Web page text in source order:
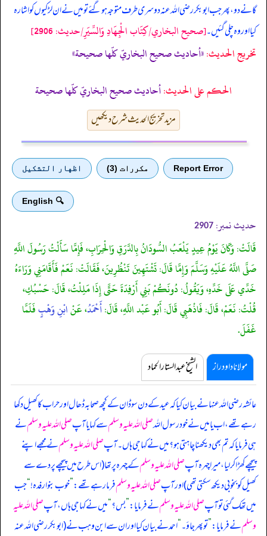
گانے دو، پھر جب ابوبکر رضی اللہ عنہ دوسری طرف متوجہ ہو گئے تو میں نے ان لڑکیوں کو اشارہ
کیا اور وہ چلی گئیں۔[صحيح البخاري/كِتَاب الْجِهَادِ وَالسِّيَرِ/حدیث: 2906]
تخریج الحدیث:«أحاديث صحيح البخاريّ كلّها صحيحة»
الحكم على الحديث:أحاديث صحيح البخاريّ كلّها صحيحة
مزید تخریج الحدیث شرح دیکھیں
Report Error مكررات (3) اظهار التشكيل
🔍 English
حدیث نمبر: 2907
قَالَتْ: وَكَانَ يَوْمُ عِيدٍ يَلْعَبُ السُّودَانُ بِالدَّرَقِ وَالْحِرَابِ، فَإِمَّا سَأَلْتُ رَسُولَ اللَّهِ
صَلَّى اللَّهُ عَلَيْهِ وَسَلَّمَ وَإِمَّا قَالَ: تَشْتَهِينَ تَنْظُرِينَ، فَقَالَتْ: نَعَمْ فَأَقَامَنِي وَرَاءَهُ
خَدِّي عَلَى خَدِّهِ، وَيَقُولُ: دُونَكُمْ بَنِي أَرْفِدَةَ حَتَّى إِذَا مَلِلْتُ، قَالَ: حَسْبُكِ،
قُلْتُ: نَعَمْ، قَالَ: فَاذْهَبِي قَالَ: أَبُو عَبْد اللَّهِ، قَالَ:أَحْمَدُ، عَنْابْنِ وَهْبٍفَلَمَّا
غَفَلَ.
مولانا داود راز الشیخ عبدالستار الحماد
عائشہ رضی اللہ عنہا نے بیان کیا کہعید کے دن سوڈان کے کچھ صحابہ ڈھال اور حراب کا کھیل دکھا
رہے تھے، اب یا میں نے خود رسول اللہصلی اللہ علیہ وسلمسے کہا یا آپصلی اللہ علیہ وسلمنے
ہی فرمایا کہ تم بھی دیکھنا چاہتی ہو؟ میں نے کہا جی ہاں۔ آپصلی اللہ علیہ وسلمنے مجھے اپنے
پیچھے کھڑا کر لیا، میرا چہرہ آپصلی اللہ علیہ وسلمکے چہرہ پر تھا (اس طرح میں پیچھے پردے سے
کھیل کو بخوبی دیکھ سکتی تھی) اور آپصلی اللہ علیہ وسلمفرما رہے تھے:”خوب بنوارفدہ!“جب
میں تھک گئی تو آپصلی اللہ علیہ وسلمنے فرمایا:”بس؟“میں نے کہا جی ہاں، آپصلی اللہ علیہ
وسلمنے فرمایا:”تو پھر جاؤ۔“احمد نے بیان کیا اور ان سے ابن وہب نے (ابوبکر رضی اللہ عنہ